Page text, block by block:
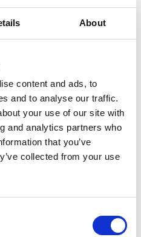
About
content and ads, to
and to analyse our traffic.
your use of our site with
and analytics partners who
that you’ve
collected from your use